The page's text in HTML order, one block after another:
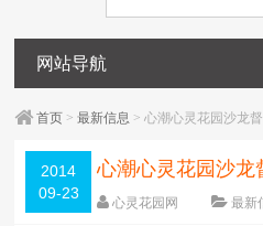
网站导航
首页 >最新信息 > 心潮心灵花园沙龙
2014
09-23
心潮心灵花园沙龙
心灵花园网 最新